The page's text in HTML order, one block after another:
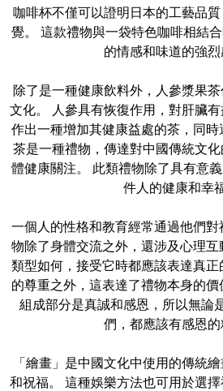
咖啡杯不僅可以證明日本的工藝品
覺。 這款禮物與一袋特色咖啡相結
的情感和味道的強烈
除了是一種健康飲料外，人參漿果
文化。 人參具有恢復作用，對肝臟
作出一種增加其健康益處的茶，同
茶是一種禮物，傳達對中國傳統文
體健康關注。 此類禮物除了具有意
件人的健康和幸福
一個人的性格和教育經常通過他們
物除了身體交流之外，還涉及心理
類型如何，接受它時都應該表達真
的尊重之外，這表達了禮物本身的
組成部分是真誠和感恩，所以無論
們，都應該有感恩的
「繪畫」是中國文化中使用的傳統
和祝福。 這種娛樂方法也可用於選